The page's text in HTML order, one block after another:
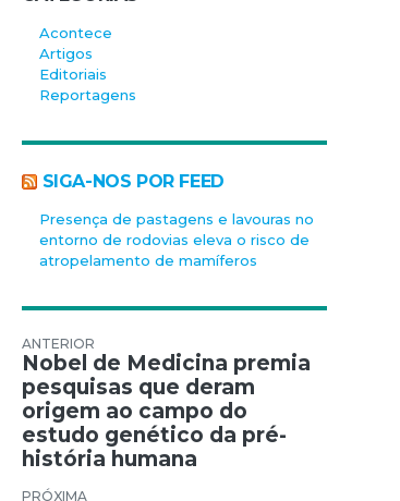
Acontece
Artigos
Editoriais
Reportagens
SIGA-NOS POR FEED
Presença de pastagens e lavouras no
entorno de rodovias eleva o risco de
atropelamento de mamíferos
Navegação de Post
Nobel de Medicina premia
pesquisas que deram
origem ao campo do
estudo genético da pré-
história humana